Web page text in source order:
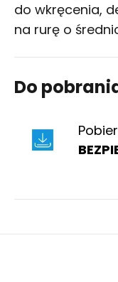
do wkręcenia,
na rurę o
Do